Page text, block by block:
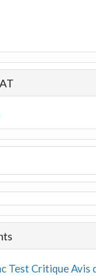
Test Critique Avis